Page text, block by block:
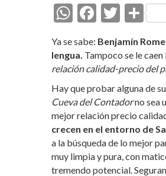
W
at
s
A
p
p
F
e
b
o
o
k
T
itt
er
C
m
p
ar
ti
r
Ya se sabe: Benjamín
lengua. Tampoco se le
relación calidad-precio del
Hay que probar alguna de
Cueva del Contadorno sea
mejor relación precio
crecen en el entorno de
a la búsqueda de lo mejor
muy limpia y pura, con
tremendo potencial.